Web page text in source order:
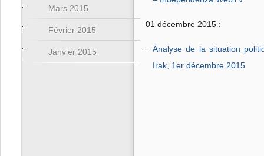
Mars 2015
Février 2015
Janvier 2015
01 décembre 2015 :
Analyse de la situation
Irak, 1er décembre 2015